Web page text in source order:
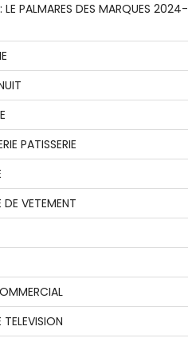
LE PALMARES DES MARQUES 2024-
PATISSERIE
VETEMENT